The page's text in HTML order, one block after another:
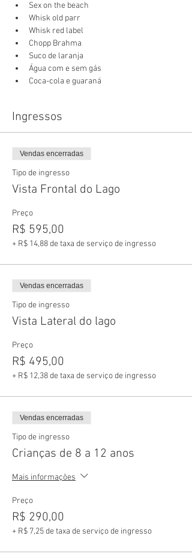
Sex on the beach
Whisk old parr
Whisk red label
Chopp Brahma
Suco de laranja
Água com e sem gás
Coca-cola e guaraná
Ingressos
Vendas encerradas
Tipo de ingresso
Vista Frontal do Lago
Preço
R$ 595,00
+ R$ 14,88 de taxa de serviço de ingresso
Vendas encerradas
Tipo de ingresso
Vista Lateral do lago
Preço
R$ 495,00
+ R$ 12,38 de taxa de serviço de ingresso
Vendas encerradas
Tipo de ingresso
Crianças de 8 a 12 anos
Mais informações
Preço
R$ 290,00
+ R$ 7,25 de taxa de serviço de ingresso